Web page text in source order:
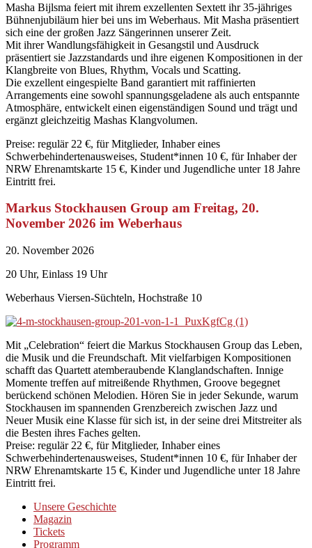
Masha Bijlsma feiert mit ihrem exzellenten Sextett ihr 35-jähriges
Bühnenjubiläum hier bei uns im Weberhaus. Mit Masha präsentiert
sich eine der großen Jazz Sängerinnen unserer Zeit.
Mit ihrer Wandlungsfähigkeit in Gesangstil und Ausdruck
präsentiert sie Jazzstandards und ihre eigenen Kompositionen in der
Klangbreite von Blues, Rhythm, Vocals und Scatting.
Die exzellent eingespielte Band garantiert mit raffinierten
Arrangements eine sowohl spannungsgeladene als auch entspannte
Atmosphäre, entwickelt einen eigenständigen Sound und trägt und
ergänzt gleichzeitig Mashas Klangvolumen.
Preise: regulär 22 €, für Mitglieder, Inhaber eines
Schwerbehindertenausweises, Student*innen 10 €, für Inhaber der
NRW Ehrenamtskarte 15 €, Kinder und Jugendliche unter 18 Jahre
Eintritt frei.
Markus Stockhausen Group am Freitag, 20.
November 2026 im Weberhaus
20. November 2026
20 Uhr, Einlass 19 Uhr
Weberhaus Viersen-Süchteln, Hochstraße 10
Mit „Celebration“ feiert die Markus Stockhausen Group das Leben,
die Musik und die Freundschaft. Mit vielfarbigen Kompositionen
schafft das Quartett atemberaubende Klanglandschaften. Innige
Momente treffen auf mitreißende Rhythmen, Groove begegnet
berückend schönen Melodien. Hören Sie in jeder Sekunde, warum
Stockhausen im spannenden Grenzbereich zwischen Jazz und
Neuer Musik eine Klasse für sich ist, in der seine drei Mitstreiter als
die Besten ihres Faches gelten.
Preise: regulär 22 €, für Mitglieder, Inhaber eines
Schwerbehindertenausweises, Student*innen 10 €, für Inhaber der
NRW Ehrenamtskarte 15 €, Kinder und Jugendliche unter 18 Jahre
Eintritt frei.
Unsere Geschichte
Magazin
Tickets
Programm